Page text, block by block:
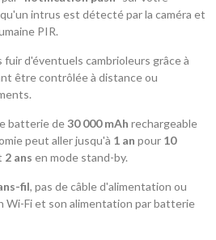
intrus est détecté par la caméra et
PIR.
d'éventuels cambrioleurs grâce à
être contrôlée à distance ou
batterie de30 000 mAh rechargeable
peut aller jusqu'à 1 an pour 10
2 ans en mode stand-by.
fil, pas de câble d'alimentation ou
Wi-Fi et son alimentation par batterie